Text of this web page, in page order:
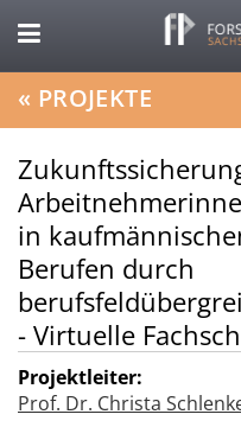
« PROJEKTE
in
Berufen durch
- Virtuelle
Projektleiter:
Prof. Dr. Christa